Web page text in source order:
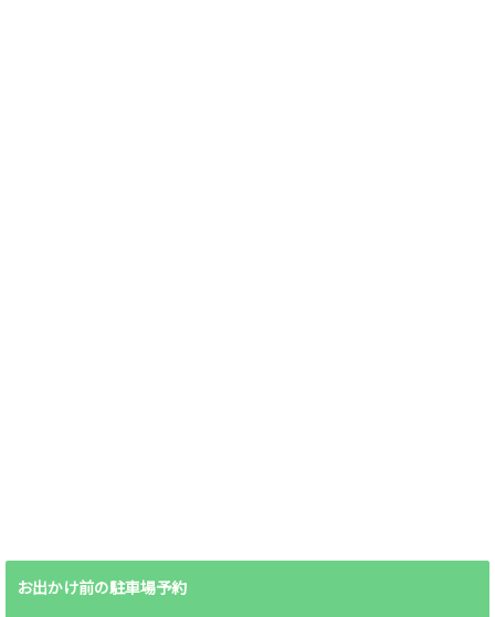
お出かけ前の駐車場予約